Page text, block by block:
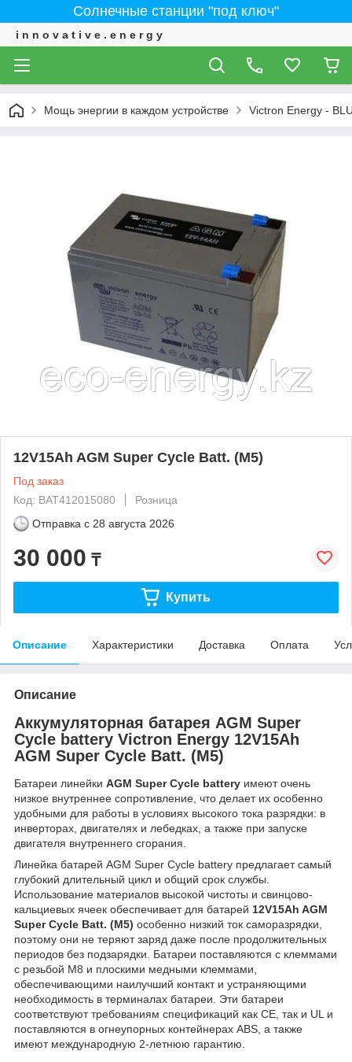
Солнечные станции "под ключ"
i n n o v a t i v e . e n e r g y
Мощь энергии в каждом устройстве Victron Energy -
12V15Ah AGM Super Cycle Batt. (M5)
Под заказ
Код: BAT412015080
Розница
Отправка с 28 августа 2026
30 000 ₸
Купить
Описание Характеристики Доставка Оплата
Описание
Аккумуляторная батарея AGM Super
Cycle battery Victron Energy 12V15Ah
AGM Super Cycle Batt. (M5)
Батареи линейки AGM Super Cycle battery имеют очень
низкое внутреннее сопротивление, что делает их особенно
удобными для работы в условиях высокого тока разрядки: в
инверторах, двигателях и лебедках, а также при запуске
двигателя внутреннего сгорания.
Линейка батарей AGM Super Cycle battery предлагает самый
глубокий длительный цикл и общий срок службы.
Использование материалов высокой чистоты и свинцово-
кальциевых ячеек обеспечивает для батарей 12V15Ah AGM
Super Cycle Batt. (M5) особенно низкий ток саморазрядки,
поэтому они не теряют заряд даже после продолжительных
периодов без подзарядки. Батареи поставляются с клеммами
с резьбой М8 и плоскими медными клеммами,
обеспечивающими наилучший контакт и устраняющими
необходимость в терминалах батареи. Эти батареи
соответствуют требованиям спецификаций как CE, так и UL и
поставляются в огнеупорных контейнерах ABS, а также
имеют международную 2-летнюю гарантию.